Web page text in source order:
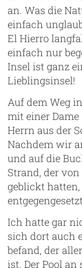
an. Was die
einfach
El Hierro
einfach nur
Insel ist ganz
Lieblingsinsel!
Auf dem Weg
mit einer
Herrn aus der
Nachdem wir
und auf die
Strand, der
geblickt
Ich hatte gar
sich dort auch
befand, der
ist. Der Pool